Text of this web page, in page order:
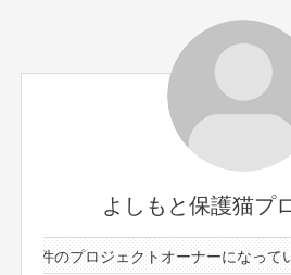
よしもと保護猫プ
9件のプロジェクトオーナーになって
※猫カフェ内は靴下の着用が必須で
頭にてお求めいただけます。
※香水は猫ちゃんがアレルギー反応
があるためご遠慮ください。
※本イベント中は貸切運営となりま
のお客様は入場できません。
※イベント最後に全体で写真撮影を
用させていただく場合がございま
※イベント中の芸人の様子を撮影・